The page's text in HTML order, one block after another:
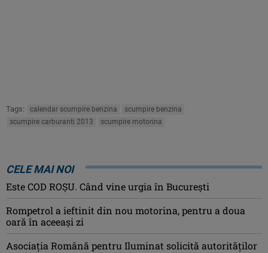
Tags: calendar scumpire benzina
scumpire benzina
scumpire carburanti 2013
scumpire motorina
CELE MAI NOI
Este COD ROŞU. Când vine urgia în Bucureşti
Rompetrol a ieftinit din nou motorina, pentru a doua
oară în aceeași zi
Asociaţia Română pentru Iluminat solicită autorităților